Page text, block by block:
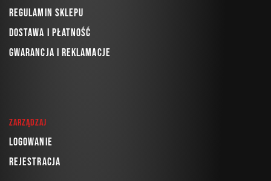
Regulamin sklepu
Dostawa i płatność
Gwarancja i reklamacje
Zarządzaj
Logowanie
Rejestracja